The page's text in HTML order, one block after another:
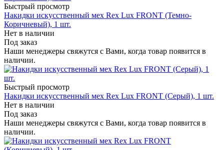
Быстрый просмотр
Накидки искусственный мех Rex Lux FRONT (Темно-
Коричневый), 1 шт.
Нет в наличии
Под заказ
Наши менеджеры свяжутся с Вами, когда товар появится в
наличии.
Быстрый просмотр
Накидки искусственный мех Rex Lux FRONT (Серый), 1 шт.
Нет в наличии
Под заказ
Наши менеджеры свяжутся с Вами, когда товар появится в
наличии.